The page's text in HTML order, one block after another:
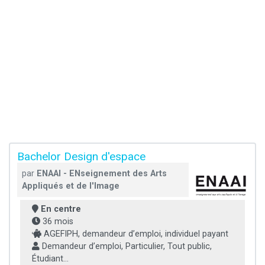
Bachelor Design d'espace
par ENAAI - ENseignement des Arts
Appliqués et de l'Image
En centre
36 mois
AGEFIPH, demandeur d’emploi, individuel payant
Demandeur d’emploi, Particulier, Tout public,
Étudiant...